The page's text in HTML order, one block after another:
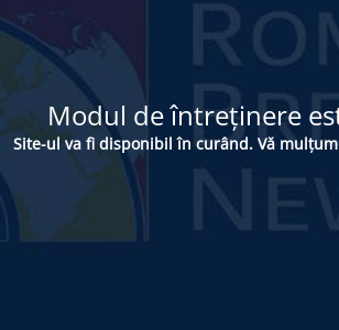
Modul de întreținere
Site-ul va fi disponibil în curând. Vă